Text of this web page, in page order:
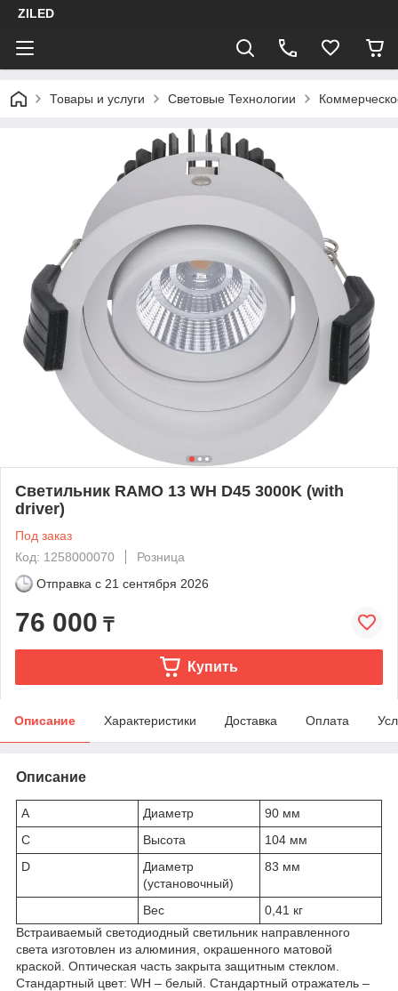
ZILED
Товары и услуги Световые Технологии
Светильник RAMO 13 WH D45 3000K (with
driver)
Под заказ
Код: 1258000070
Розница
Отправка с 21 сентября 2026
76 000 ₸
Купить
Описание Характеристики Доставка Оплата
Описание
A Диаметр
90 мм
C
Высота
104 мм
D
Диаметр
(установочный)
83 мм
Вес
0,41 кг
Встраиваемый светодиодный светильник направленного
света изготовлен из алюминия, окрашенного матовой
краской. Оптическая часть закрыта защитным стеклом.
Стандартный цвет: WH – белый. Стандартный отражатель –